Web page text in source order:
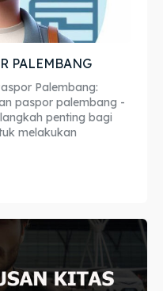
PALEMBANG
Palembang:
penting bagi
melakukan